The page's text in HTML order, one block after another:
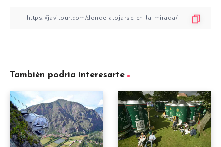
También podría interesarte